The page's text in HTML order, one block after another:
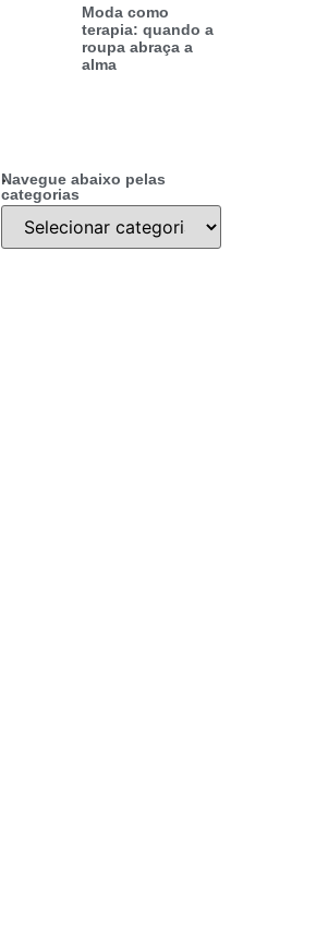
Moda como
terapia: quando a
roupa abraça a
alma
Navegue abaixo pelas
categorias
.